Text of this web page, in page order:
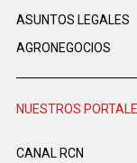
ASUNTOS LEGALES
AGRONEGOCIOS
NUESTROS
CANAL RCN